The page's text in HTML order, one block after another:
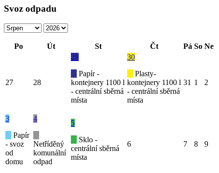
Svoz odpadu
Po Út St Čt Pá So Ne
27 28
29
Papír -
kontejnery 1100 l
- centrální sběrná
místa
30
Plasty-
kontejnery 1100 l
- centrální sběrná
místa
31 1 2
3
Papír
- svoz
od
domu
4
Netříděný
komunální
odpad
5
Sklo -
centrální sběrná
místa
6 7 8 9